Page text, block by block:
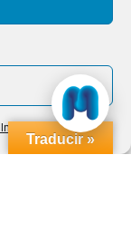
Impressum
Traducir »